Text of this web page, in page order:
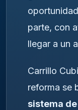
parte, con
llegar a un
Carrillo
reforma se
sistema